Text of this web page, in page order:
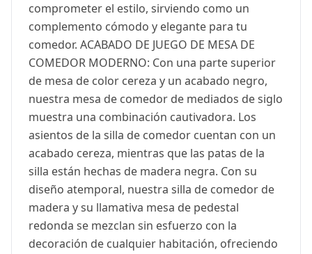
comprometer el estilo, sirviendo como un
complemento cómodo y elegante para tu
comedor. ACABADO DE JUEGO DE MESA DE
COMEDOR MODERNO: Con una parte superior
de mesa de color cereza y un acabado negro,
nuestra mesa de comedor de mediados de siglo
muestra una combinación cautivadora. Los
asientos de la silla de comedor cuentan con un
acabado cereza, mientras que las patas de la
silla están hechas de madera negra. Con su
diseño atemporal, nuestra silla de comedor de
madera y su llamativa mesa de pedestal
redonda se mezclan sin esfuerzo con la
decoración de cualquier habitación, ofreciendo